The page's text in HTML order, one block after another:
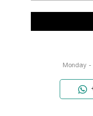
Monday -